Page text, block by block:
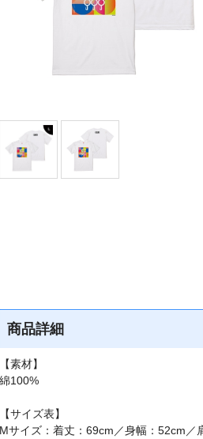
商品詳細
【素材】
綿100%
【サイズ表】
Mサイズ：着丈：69cm／身幅：52cm／